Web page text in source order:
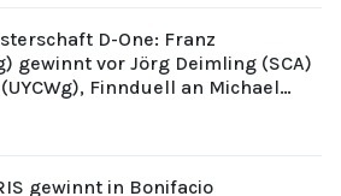
D-One: Franz
gewinnt vor Jörg Deimling (SCA)
Finnduell an Michael
gewinnt in Bonifacio